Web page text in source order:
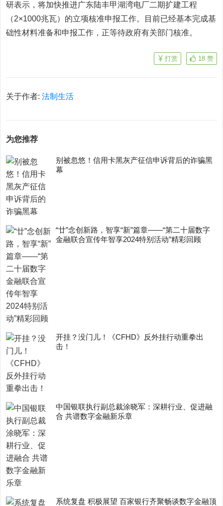
研表示，将加快推进广东陆丰甲湖湾电厂二期扩建工程
（2×1000兆瓦）的立项核准申报工作。目前已经基本完成基
础性材料准备和申报工作，正等待政府有关部门核准。
18 赞
打赏
关于作者:法制生活
为您推荐
别被忽悠！信用卡黑灰产征信申诉背后的诈骗黑
幕
“廿”念创新路，智享“新”篇章——“第二十届数字
金融联合宣传年智享2024特别活动”精彩回顾
开挂？没门儿！《CFHD》反外挂行动重拳出
击！
中国银联执行副总裁涂晓军：深耕行业、促进融
合 共谱数字金融新乐章
系统复盘 积极展望 百家银行齐聚畅谈数字金融顶